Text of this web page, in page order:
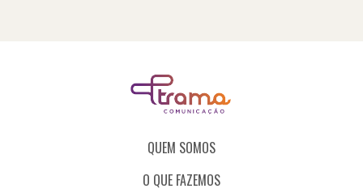
QUEM SOMOS
O QUE FAZEMOS